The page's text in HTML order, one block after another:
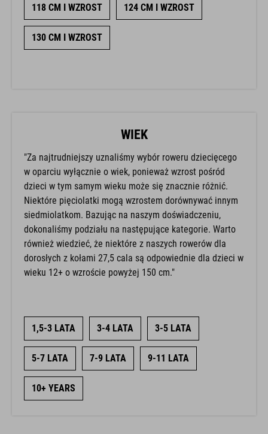
118 CM I WZROST 124 CM I WZROST
130 CM I WZROST
WIEK
"Za najtrudniejszy uznaliśmy wybór roweru dziecięcego
w oparciu wyłącznie o wiek, ponieważ wzrost pośród
dzieci w tym samym wieku może się znacznie różnić.
Niektóre pięciolatki mogą wzrostem dorównywać innym
siedmiolatkom. Bazując na naszym doświadczeniu,
dokonaliśmy podziału na następujące kategorie. Warto
również wiedzieć, że niektóre z naszych rowerów dla
dorosłych z kołami 27,5 cala są odpowiednie dla dzieci w
wieku 12+ o wzroście powyżej 150 cm."
1,5-3 LATA 3-4 LATA 3-5 LATA
5-7 LATA 7-9 LATA 9-11 LATA
10+ YEARS